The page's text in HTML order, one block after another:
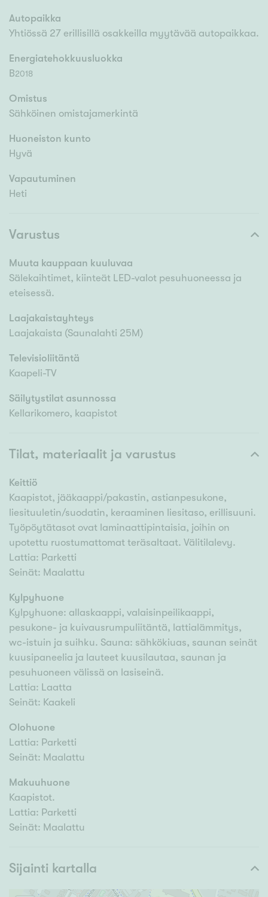
Autopaikka
Yhtiössä 27 erillisillä osakkeilla myytävää autopaikkaa.
Energiatehokkuusluokka
B2018
Omistus
Sähköinen omistajamerkintä
Huoneiston kunto
Hyvä
Vapautuminen
Heti
Varustus
Muuta kauppaan kuuluvaa
Sälekaihtimet, kiinteät LED-valot pesuhuoneessa ja
eteisessä.
Laajakaistayhteys
Laajakaista (Saunalahti 25M)
Televisioliitäntä
Kaapeli-TV
Säilytystilat asunnossa
Kellarikomero, kaapistot
Tilat, materiaalit ja varustus
Keittiö
Kaapistot, jääkaappi/pakastin, astianpesukone,
liesituuletin/suodatin, keraaminen liesitaso, erillisuuni.
Työpöytätasot ovat laminaattipintaisia, joihin on
upotettu ruostumattomat teräsaltaat. Välitilalevy.
Lattia: Parketti
Seinät: Maalattu
Kylpyhuone
Kylpyhuone: allaskaappi, valaisinpeilikaappi,
pesukone- ja kuivausrumpuliitäntä, lattialämmitys,
wc-istuin ja suihku. Sauna: sähkökiuas, saunan seinät
kuusipaneelia ja lauteet kuusilautaa, saunan ja
pesuhuoneen välissä on lasiseinä.
Lattia: Laatta
Seinät: Kaakeli
Olohuone
Lattia: Parketti
Seinät: Maalattu
Makuuhuone
Kaapistot.
Lattia: Parketti
Seinät: Maalattu
Sijainti kartalla